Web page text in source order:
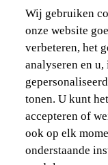
Ik ben zelfstandig
Voor
Waarborgen &
Ontdek Lexus
Wettelijke
Wij gebruiken
onze website
verbeteren, het
analyseren en
tonen. U kunt
accepteren of
ook op elk
onderstaande